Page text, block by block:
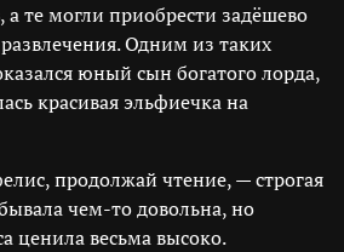
а те могли приобрести задёшево
Одним из таких
юный сын богатого лорда,
красивая эльфиечка на
продолжай чтение, — строгая
чем-то довольна, но
ценила весьма высоко.